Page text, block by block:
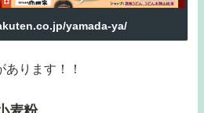
yamada-ya/
ります！！